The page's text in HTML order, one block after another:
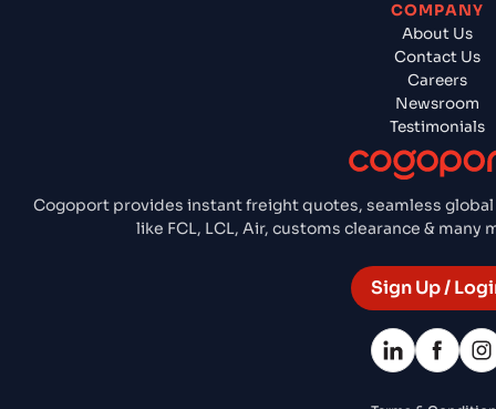
Cogoport provides instant freight quotes, seamless
like FCL, LCL, Air, customs clearance &
Sign Up /
COMPANY
About Us
Contact Us
Careers
Newsroom
Testimonials